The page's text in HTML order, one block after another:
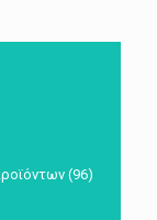
(96)